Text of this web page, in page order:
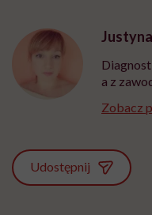
a z
Zobacz
Udostępnij